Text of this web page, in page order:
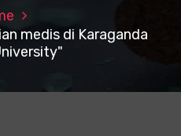
medis di Karaganda